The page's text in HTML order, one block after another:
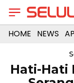
HOME NEWS
Hati-Hati